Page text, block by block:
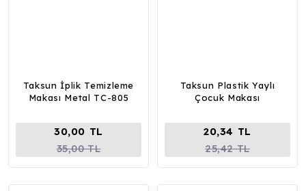
Taksun İplik Temizleme
Makası Metal TC-805
30,00 TL
35,00 TL
Taksun Plastik Yaylı
Çocuk Makası
20,34 TL
25,42 TL